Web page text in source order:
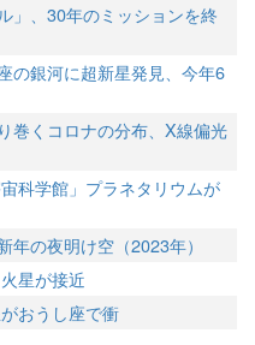
」、30年のミッションを終
の銀河に超新星発見、今年6
巻くコロナの分布、X線偏光
科学館」プラネタリウムが
年の夜明け空（2023年）
星が接近
おうし座で衝